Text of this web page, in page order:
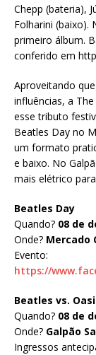
Chepp (bateria),
Folharini (baixo).
primeiro álbum.
conferido em
Aproveitando
influências, a
esse tributo
Beatles Day no
um formato
e baixo. No
mais elétrico
Beatles Day
Quando? 08 de
Onde? Mercado
Evento:
https://
Beatles vs.
Quando? 08 de
Onde? Galpão
Ingressos